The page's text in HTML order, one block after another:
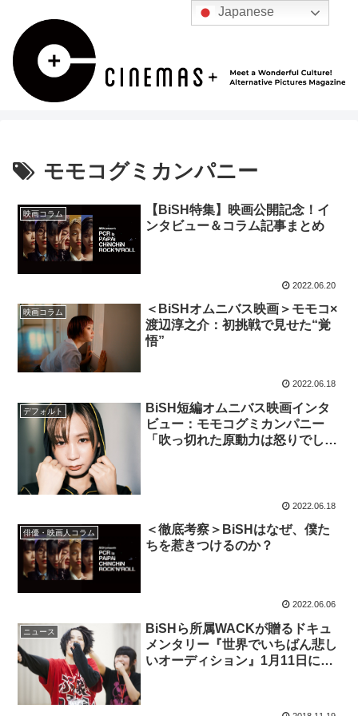
モモコグミカンパニー
映画コラム
【BiSH特集】映画公開記念！イ
ンタビュー＆コラム記事まとめ
2022.06.20
映画コラム
＜BiSHオムニバス映画＞モモコ×
渡辺淳之介：初挑戦で見せた“覚
悟”
2022.06.18
デフォルト
BiSH短編オムニバス映画インタ
ビュー：モモコグミカンパニー
「吹っ切れた原動力は怒りでし
2022.06.18
俳優・映画人コラム
＜徹底考察＞BiSHはなぜ、僕た
ちを惹きつけるのか？
2022.06.06
ニュース
BiSHら所属WACKが贈るドキュ
メンタリー『世界でいちばん悲し
いオーディション』1月11日に緊
Japanese